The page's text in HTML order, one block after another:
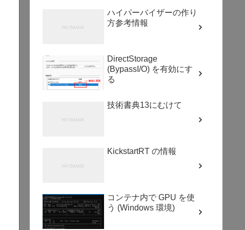
ハイパーバイザーの作り
方参考情報
DirectStorage
(BypassI/O) を有効にす
る
技術書典13にむけて
KickstartRT の情報
コンテナ内で GPU を使
う (Windows 環境)